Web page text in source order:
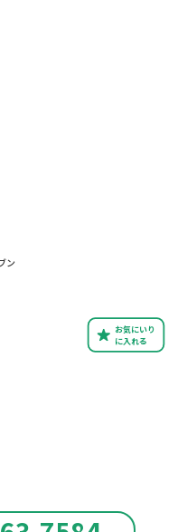
ン
お気にいり
に入れる